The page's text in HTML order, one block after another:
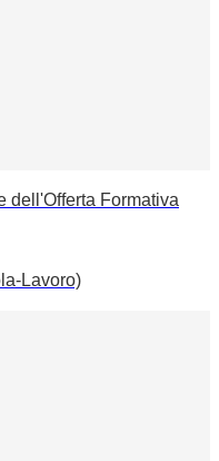
dell'Offerta Formativa
Lavoro)